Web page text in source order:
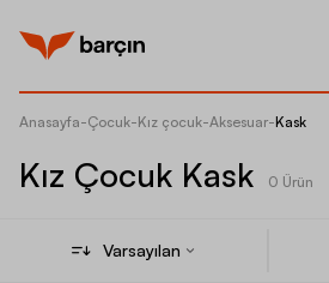
Anasayfa-Çocuk-Kız çocuk-Aksesuar-Kask
Kız Çocuk Kask 0 Ürün
Varsayılan